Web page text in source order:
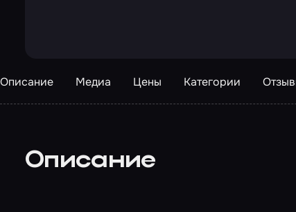
Описание Медиа Цены Категории
Описание